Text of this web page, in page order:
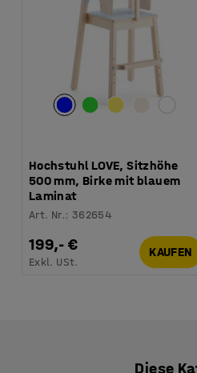
Hochstuhl LOVE, Sitzhöhe
500 mm, Birke mit blauem
Laminat
Art. Nr.: 362654
199,- €
Exkl. USt.
KAUFEN
Diese